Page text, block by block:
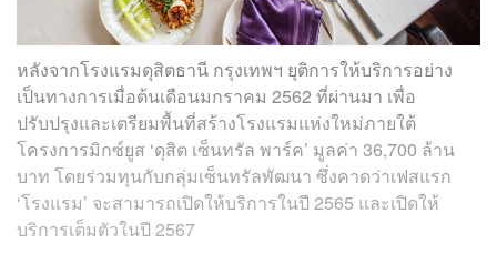
หลังจากโรงแรมดุสิตธานี กรุงเทพฯ ยุติการให้บริการอย่าง
เป็นทางการเมื่อต้นเดือนมกราคม 2562 ที่ผ่านมา เพื่อ
ปรับปรุงและเตรียมพื้นที่สร้างโรงแรมแห่งใหม่ภายใต้
โครงการมิกซ์ยูส ‘ดุสิต เซ็นทรัล พาร์ค’ มูลค่า 36,700 ล้าน
บาท โดยร่วมทุนกับกลุ่มเซ็นทรัลพัฒนา ซึ่งคาดว่าเฟสแรก
‘โรงแรม’ จะสามารถเปิดให้บริการในปี 2565 และเปิดให้
บริการเต็มตัวในปี 2567